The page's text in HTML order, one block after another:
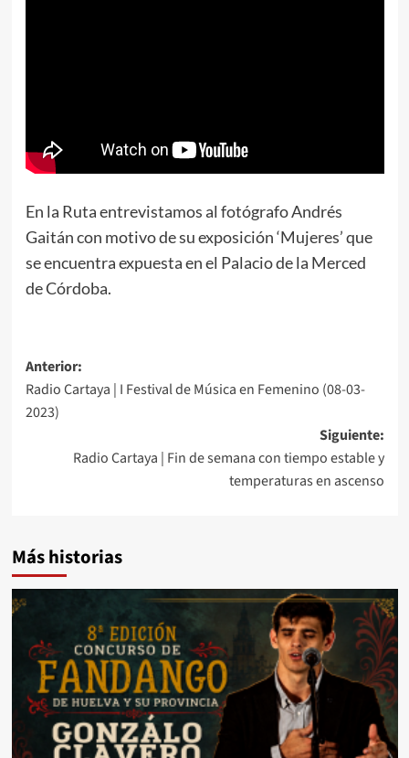
En la Ruta entrevistamos al fotógrafo Andrés
Gaitán con motivo de su exposición ‘Mujeres’ que
se encuentra expuesta en el Palacio de la Merced
de Córdoba.
Anterior:
Radio Cartaya | I Festival de Música en Femenino (08-03-
2023)
Siguiente:
Radio Cartaya | Fin de semana con tiempo estable y
temperaturas en ascenso
Más historias